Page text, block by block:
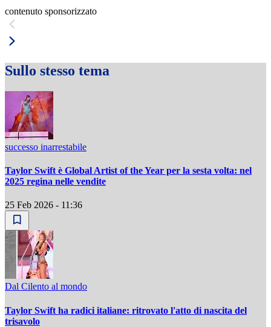
contenuto sponsorizzato
Sullo stesso tema
successo inarrestabile
Taylor Swift è Global Artist of the Year per la sesta volta: nel
2025 regina nelle vendite
25 Feb 2026 - 11:36
Dal Cilento al mondo
Taylor Swift ha radici italiane: ritrovato l'atto di nascita del
trisavolo